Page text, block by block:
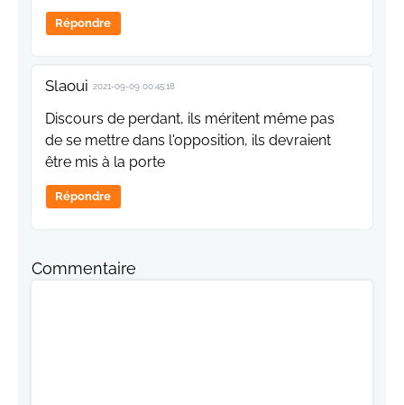
Répondre
Slaoui 2021-09-09 00:45:18
Discours de perdant, ils méritent même pas
de se mettre dans l'opposition, ils devraient
être mis à la porte
Répondre
Commentaire